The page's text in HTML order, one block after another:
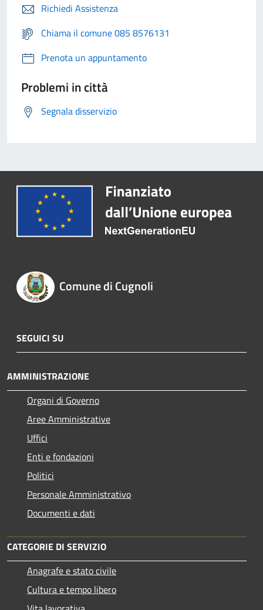
Richiedi Assistenza
Chiama il comune 085 8576131
Prenota un appuntamento
Problemi in città
Segnala disservizio
Comune di Cugnoli
SEGUICI SU
AMMINISTRAZIONE
Organi di Governo
Aree Amministrative
Uffici
Enti e fondazioni
Politici
Personale Amministrativo
Documenti e dati
CATEGORIE DI SERVIZIO
Anagrafe e stato civile
Cultura e tempo libero